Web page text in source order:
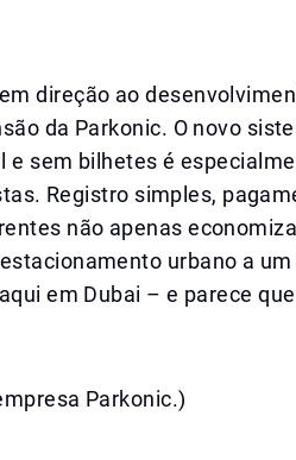
direção ao
da Parkonic. O novo
sem bilhetes é
Registro simples,
não apenas
urbano a um
em Dubai – e parece
Parkonic.)